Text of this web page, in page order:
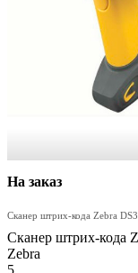
На заказ
Сканер штрих-кода Zebra
Сканер штрих-кода
Zebra
5